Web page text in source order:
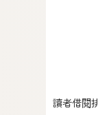
讀者借閱